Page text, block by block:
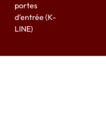
portes
d’entrée (K-
LINE)